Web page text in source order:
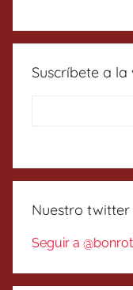
Suscríbete a
Nuestro twitter
Seguir a